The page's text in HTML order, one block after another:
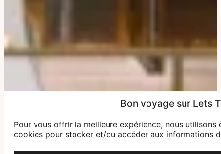
Bon voyage sur Lets
Pour vous offrir la meilleure expérience, nous utilisons
cookies pour stocker et/ou accéder aux informations